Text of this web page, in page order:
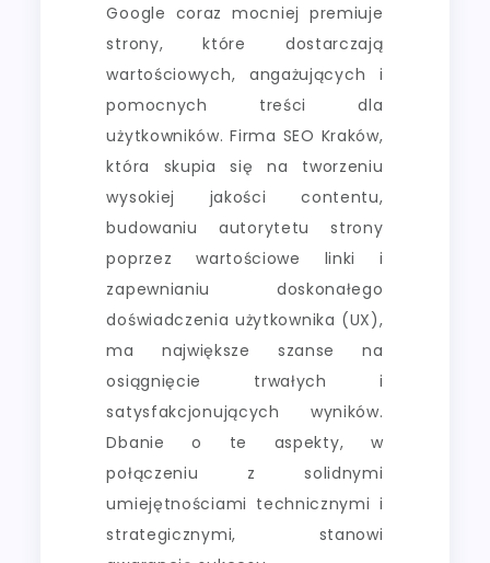
Google coraz mocniej premiuje
strony, które dostarczają
wartościowych, angażujących i
pomocnych treści dla
użytkowników. Firma SEO Kraków,
która skupia się na tworzeniu
wysokiej jakości contentu,
budowaniu autorytetu strony
poprzez wartościowe linki i
zapewnianiu doskonałego
doświadczenia użytkownika (UX),
ma największe szanse na
osiągnięcie trwałych i
satysfakcjonujących wyników.
Dbanie o te aspekty, w
połączeniu z solidnymi
umiejętnościami technicznymi i
strategicznymi, stanowi